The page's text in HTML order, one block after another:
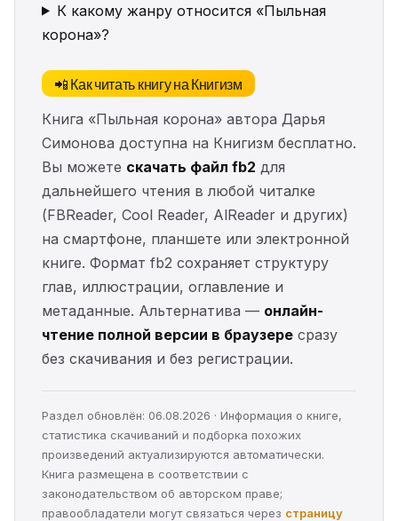
К какому жанру относится «Пыльная
корона»?
📲 Как читать книгу на Книгизм
Книга «Пыльная корона» автора Дарья
Симонова доступна на Книгизм бесплатно.
Вы можете скачать файл fb2 для
дальнейшего чтения в любой читалке
(FBReader, Cool Reader, AlReader и других)
на смартфоне, планшете или электронной
книге. Формат fb2 сохраняет структуру
глав, иллюстрации, оглавление и
метаданные. Альтернатива — онлайн-
чтение полной версии в браузере сразу
без скачивания и без регистрации.
Раздел обновлён: 06.08.2026 · Информация о книге,
статистика скачиваний и подборка похожих
произведений актуализируются автоматически.
Книга размещена в соответствии с
законодательством об авторском праве;
правообладатели могут связаться через страницу